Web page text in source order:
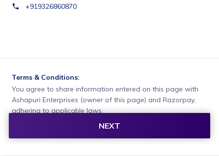
+919326860870
Terms & Conditions:
You agree to share information entered on this page with
Ashapuri Enterprises (owner of this page) and Razorpay,
adhering to applicable laws.
NEXT